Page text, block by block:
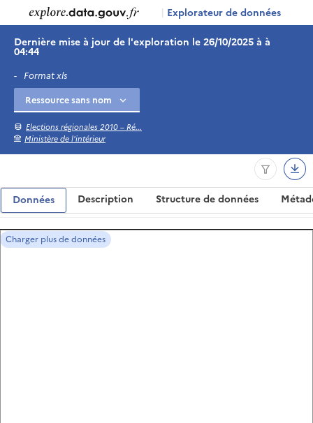
| Explorateur de données
Dernière mise à jour de l'exploration le 26/10/2025 à à
04:44
- Format xls
Elections régionales 2010 – Ré...
Ministère de l'intérieur
Données Description Structure de données
Charger plus de données